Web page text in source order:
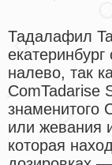
Тадалафил
налево, так
ComTadarise
знаменитого
или жевания
которая